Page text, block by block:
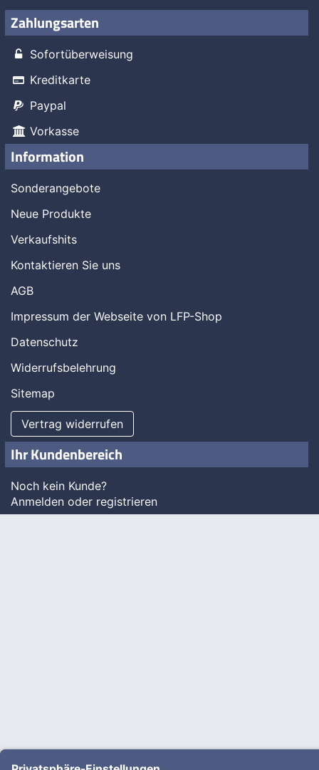
Zahlungsarten
Sofortüberweisung
Kreditkarte
Paypal
Vorkasse
Information
Sonderangebote
Neue Produkte
Verkaufshits
Kontaktieren Sie uns
AGB
Impressum der Webseite von LFP-Shop
Datenschutz
Widerrufsbelehrung
Sitemap
Vertrag widerrufen
Ihr Kundenbereich
Noch kein Kunde?
Anmelden oder registrieren